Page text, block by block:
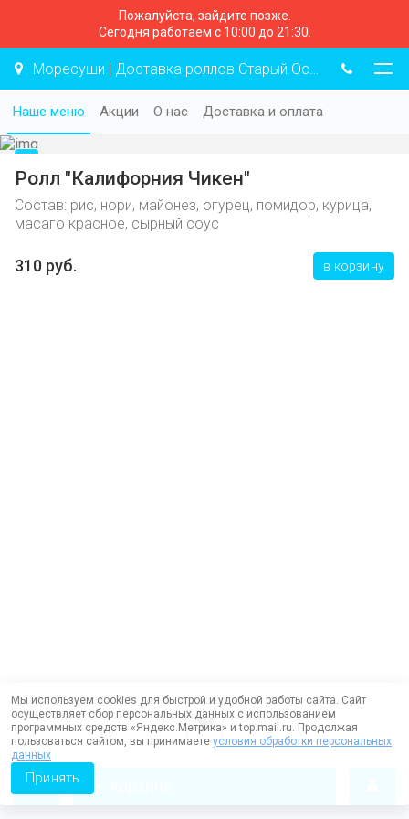
Пожалуйста, зайдите позже.
Сегодня работаем с 10:00 до 21:30.
Моресуши | Доставка роллов Старый Оскол
Наше меню Акции О нас Доставка и оплата
Ролл "Калифорния Чикен"
Состав: рис, нори, майонез, огурец, помидор, курица,
масаго красное, сырный соус
310 руб. в корзину
Мы используем cookies для быстрой и удобной работы сайта. Сайт
осуществляет сбор персональных данных с использованием
программных средств «Яндекс.Метрика» и top.mail.ru. Продолжая
пользоваться сайтом, вы принимаете условия обработки персональных
данных
Принять